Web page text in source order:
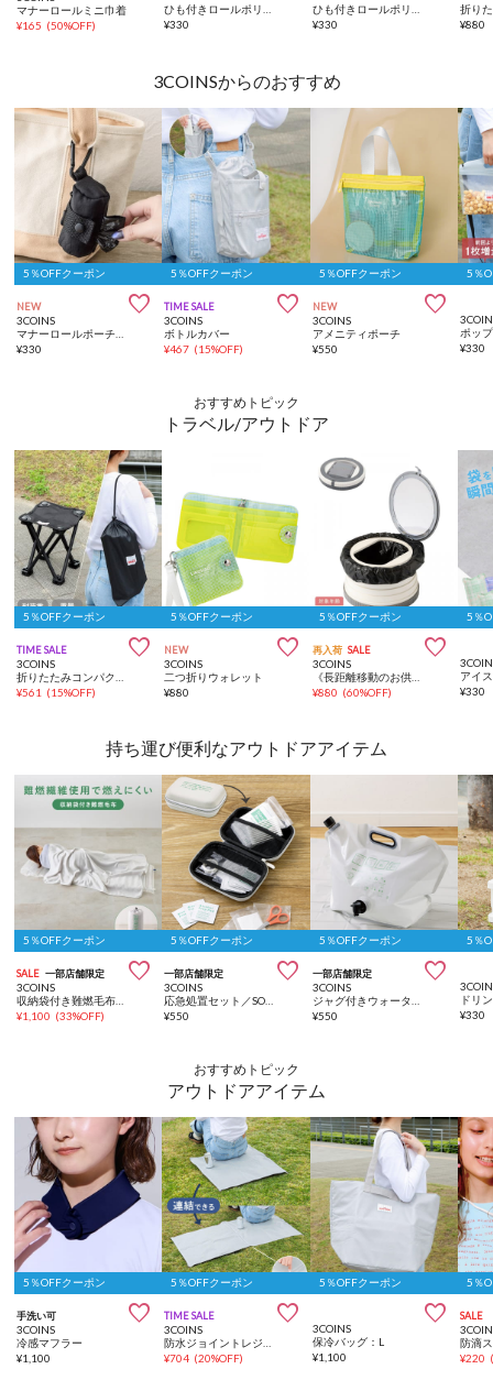
マナーロールミニ巾着
¥165 (50%OFF)
¥330
¥330
折り
¥880
3COINSからのおすすめ
5％OFFクーポン
NEW 
3COINS
¥330
5％OFFクーポン
TIME SALE 
3COINS
ボトルカバー
¥467 (15%OFF)
5％OFFクーポン
NEW 
3COINS
アメニティポーチ
¥550
5％
¥330
おすすめトピック
トラベル/アウトドア
5％OFFクーポン
TIME SALE 
3COINS
¥561 (15%OFF)
5％OFFクーポン
NEW 
3COINS
二つ折りウォレット
¥880
5％OFFクーポン
再入荷 SALE 
3COINS
《長距離移動のお供に》ポータブルトイレ／KIDS
¥880 (60%OFF)
5％
¥330
持ち運び便利なアウトドアアイテム
5％OFFクーポン
SALE 一部店舗限定 
3COINS
¥1,100 (33%OFF)
5％OFFクーポン
一部店舗限定 
3COINS
¥550
5％OFFクーポン
一部店舗限定 
3COINS
¥550
5％
ドリ
¥330
おすすめトピック
アウトドアアイテム
5％OFFクーポン
手洗い可 
3COINS
冷感マフラー
¥1,100
5％OFFクーポン
TIME SALE 
3COINS
¥704 (20%OFF)
5％OFFクーポン

3COINS
保冷バッグ：L
¥1,100
5％
SALE
防滴
¥220